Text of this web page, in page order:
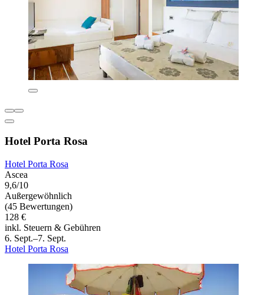
Hotel Porta Rosa
Hotel Porta Rosa
Ascea
9,6/10
Außergewöhnlich
(45 Bewertungen)
128 €
inkl. Steuern & Gebühren
6. Sept.–7. Sept.
Hotel Porta Rosa